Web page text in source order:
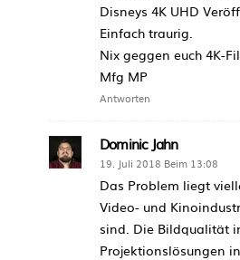
Disneys 4K UHD
Einfach traurig.
Nix geggen euch 4K-
Mfg MP
Antworten
Dominic Jahn
19. Juli 2018 Beim 13:08
Das Problem liegt
Video- und
sind. Die Bildqualität
Projektionslösungen